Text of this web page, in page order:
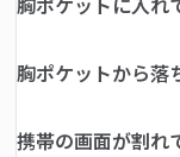
胸ポケットから落
携帯の画面が割れ